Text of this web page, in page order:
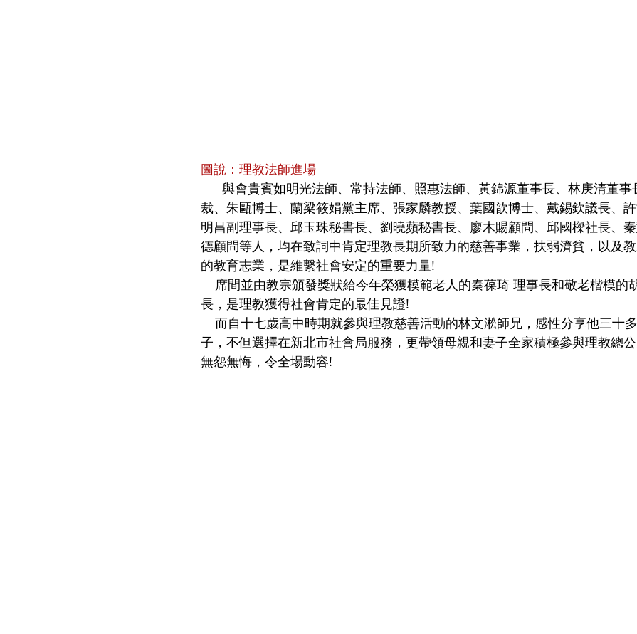
圖說：理教法師進場
裁、朱甌博士、蘭梁筱娟黨主席、張家麟教授、葉國歆博士、戴錫欽議長、
明昌副理事長、邱玉珠秘書長、劉曉蘋秘書長、廖木賜顧問、邱國樑社長、
德顧問等人，均在致詞中肯定理教長期所致力的慈善事業，扶弱濟貧，以及
的教育志業，是維繫社會安定的重要力量!
長，是理教獲得社會肯定的最佳見證!
子，不但選擇在新北市社會局服務，更帶領母親和妻子全家積極參與理教總
無怨無悔，令全場動容!